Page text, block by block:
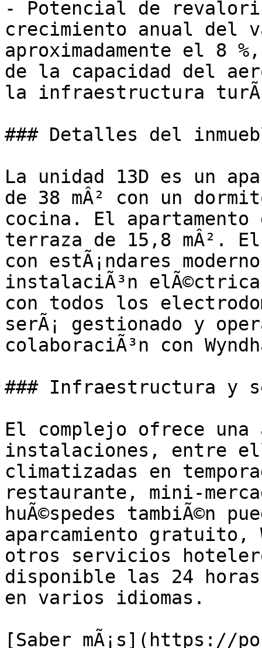
- Potencial de
crecimiento anual del
aproximadamente el 8
de la capacidad del
la infraestructura
### Detalles del
La unidad 13D es un
de 38 mÂ² con un
cocina. El apartamento
terraza de 15,8 mÂ².
con estÃ¡ndares
instalaciÃ³n
con todos los
serÃ¡ gestionado y
colaboraciÃ³n con
### Infraestructura y
El complejo ofrece una
instalaciones, entre
climatizadas en
restaurante, mini-
huÃ©spedes tambiÃ©n
aparcamiento gratuito,
otros servicios
disponible las 24
en varios idiomas.
[Saber mÃ¡s](https://